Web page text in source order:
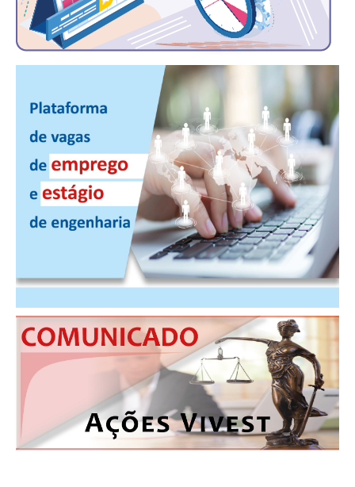
CURSOS
ENGENHEIRO EMPREENDEDOR
PLATAFORMAS GRATUITAS
BENEFÍCIOS
APOSENTADORIA
CONVÊNIOS
PLANO DE SAÚDE
CAMPANHAS SALARIAIS
COMUNICAÇÃO
PALAVRA DO MURILO
NOTÍCIAS